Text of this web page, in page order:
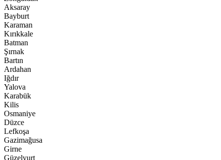
Aksaray
Bayburt
Karaman
Kırıkkale
Batman
Şırnak
Bartın
Ardahan
Iğdır
Yalova
Karabük
Kilis
Osmaniye
Düzce
Lefkoşa
Gazimağusa
Girne
Güzelyurt